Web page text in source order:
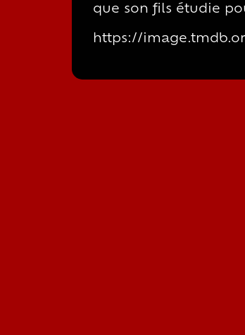
que son fils étudie
https://